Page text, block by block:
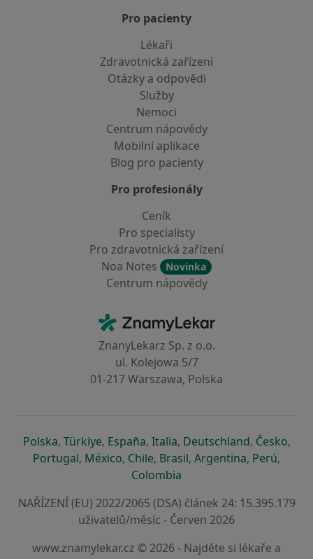
Pro pacienty
Lékaři
Zdravotnická zařízení
Otázky a odpovědi
Služby
Nemoci
Centrum nápovědy
Mobilní aplikace
Blog pro pacienty
Pro profesionály
Ceník
Pro specialisty
Pro zdravotnická zařízení
Noa Notes
Novinka
Centrum nápovědy
ZnamyLekar - Hlavní stránka
ZnanyLekarz Sp. z o.o.
ul. Kolejowa 5/7
01-217 Warszawa, Polska
Polskase otevře v nové záložce
, Türkiyese otevře v nové záložce
, Españase otevře v nové záložce
, Italiase otevře v nové záložce
, Deutschlandse otevře v
, Českose
,
Portugalse otevře v nové záložce
, Méxicose otevře v nové záložce
, Chilese otevře v nové záložce
, Brasilse otevře v nové
, Argentinase otevře v
, Perúse
,
Colombia
NAŘÍZENÍ (EU) 2022/2065 (DSA) článek 24: 15.395.179
uživatelů/měsíc - Červen 2026
www.znamylekar.cz © 2026 - Najděte si lékaře a